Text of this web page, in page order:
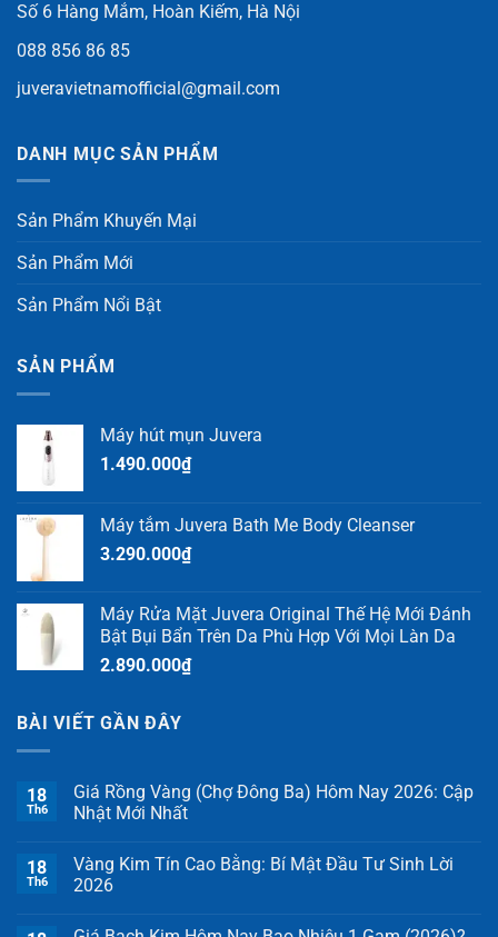
Số 6 Hàng Mắm, Hoàn Kiếm, Hà Nội
088 856 86 85
juveravietnamofficial@gmail.com
DANH MỤC SẢN PHẨM
Sản Phẩm Khuyến Mại
Sản Phẩm Mới
Sản Phẩm Nổi Bật
SẢN PHẨM
Máy hút mụn Juvera
1.490.000₫
Máy tắm Juvera Bath Me Body Cleanser
3.290.000₫
Máy Rửa Mặt Juvera Original Thế Hệ Mới Đánh
Bật Bụi Bẩn Trên Da Phù Hợp Với Mọi Làn Da
2.890.000₫
BÀI VIẾT GẦN ĐÂY
18
Th6
Giá Rồng Vàng (Chợ Đông Ba) Hôm Nay 2026: Cập
Nhật Mới Nhất
18
Th6
Vàng Kim Tín Cao Bằng: Bí Mật Đầu Tư Sinh Lời
2026